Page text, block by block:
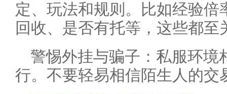
定、玩法和规则。比如经验
回收、是否有托等，这些都至
警惕外挂与骗子：私服环境
行。不要轻易相信陌生人的交